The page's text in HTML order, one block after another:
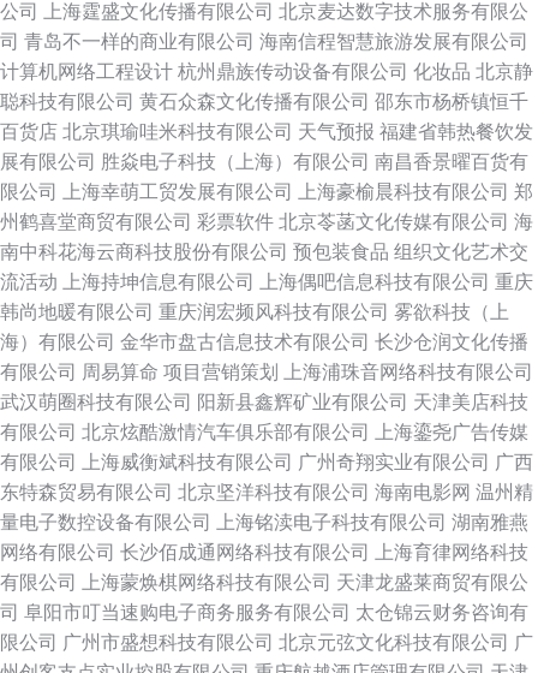
公司
上海霆盛文化传播有限公司 北京麦达数字技术服务有限公
司 青岛不一样的商业有限公司 海南信程智慧旅游发展有限公司
计算机网络工程设计 杭州鼎族传动设备有限公司 化妆品 北京静
聪科技有限公司 黄石众森文化传播有限公司 邵东市杨桥镇恒千
百货店 北京琪瑜哇米科技有限公司 天气预报 福建省韩热餐饮发
展有限公司 胜焱电子科技（上海）有限公司 南昌香景曜百货有
限公司
上海幸萌工贸发展有限公司 上海豪榆晨科技有限公司 郑
州鹤喜堂商贸有限公司 彩票软件 北京苓菡文化传媒有限公司 海
南中科花海云商科技股份有限公司 预包装食品 组织文化艺术交
流活动
上海持坤信息有限公司 上海偶吧信息科技有限公司 重庆
韩尚地暖有限公司 重庆润宏频风科技有限公司 雾欲科技（上
海）有限公司 金华市盘古信息技术有限公司 长沙仓润文化传播
有限公司 周易算命 项目营销策划
上海浦珠音网络科技有限公司
武汉萌圈科技有限公司 阳新县鑫辉矿业有限公司 天津美店科技
有限公司 北京炫酷激情汽车俱乐部有限公司
上海鎏尧广告传媒
有限公司
上海威衡斌科技有限公司 广州奇翔实业有限公司 广西
东特森贸易有限公司 北京坚洋科技有限公司 海南电影网 温州精
量电子数控设备有限公司
上海铭渎电子科技有限公司 湖南雅燕
网络有限公司 长沙佰成通网络科技有限公司
上海育律网络科技
有限公司
上海蒙焕棋网络科技有限公司 天津龙盛莱商贸有限公
司 阜阳市叮当速购电子商务服务有限公司 太仓锦云财务咨询有
限公司 广州市盛想科技有限公司 北京元弦文化科技有限公司 广